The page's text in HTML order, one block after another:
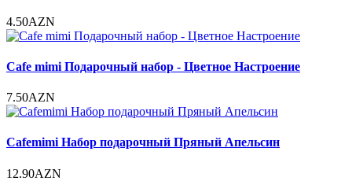
4.50AZN
Cafe mimi Подарочный набор - Цветное Настроение
7.50AZN
Cafemimi Набор подарочный Пряный Апельсин
12.90AZN